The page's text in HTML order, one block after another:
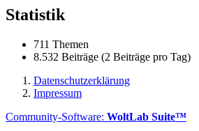
Statistik
711 Themen
8.532 Beiträge (2 Beiträge pro Tag)
Datenschutzerklärung
Impressum
Community-Software: WoltLab Suite™